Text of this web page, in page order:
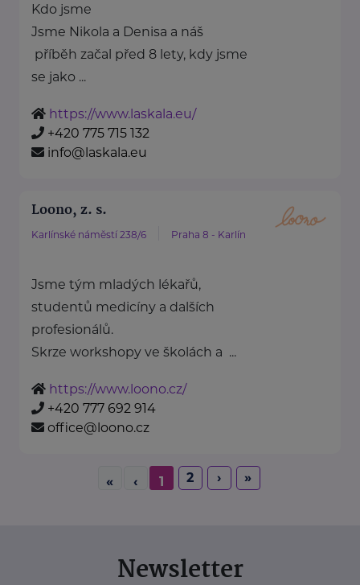
Kdo jsme
Jsme Nikola a Denisa a náš
příběh začal před 8 lety, kdy jsme
se jako ...
https://www.laskala.eu/
+420 775 715 132
info@laskala.eu
Loono, z. s.
Karlínské náměstí 238/6 Praha 8 - Karlín
Jsme tým mladých lékařů,
studentů medicíny a dalších
profesionálů.
Skrze workshopy ve školách a ...
https://www.loono.cz/
+420 777 692 914
office@loono.cz
« ‹ 1 2 › »
Newsletter